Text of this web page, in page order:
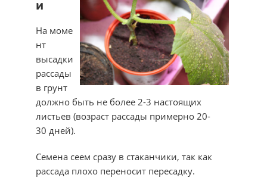
и
На моме
нт
высадки
рассады
в грунт
должно быть не более 2-3 настоящих
листьев (возраст рассады примерно 20-
30 дней).
Семена сеем сразу в стаканчики, так как
рассада плохо переносит пересадку.